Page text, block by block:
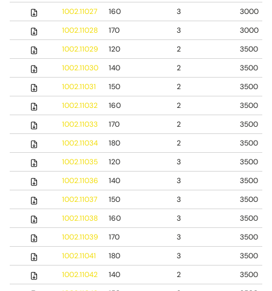
1002.11027
160 3
3000
1002.11028
170 3
3000
1002.11029
120 2
3500
1002.11030
140 2
3500
1002.11031
150 2
3500
1002.11032
160 2
3500
1002.11033
170 2
3500
1002.11034
180 2
3500
1002.11035
120 3
3500
1002.11036
140 3
3500
1002.11037
150 3
3500
1002.11038
160 3
3500
1002.11039
170 3
3500
1002.11041
180 3
3500
1002.11042
140 2
3500